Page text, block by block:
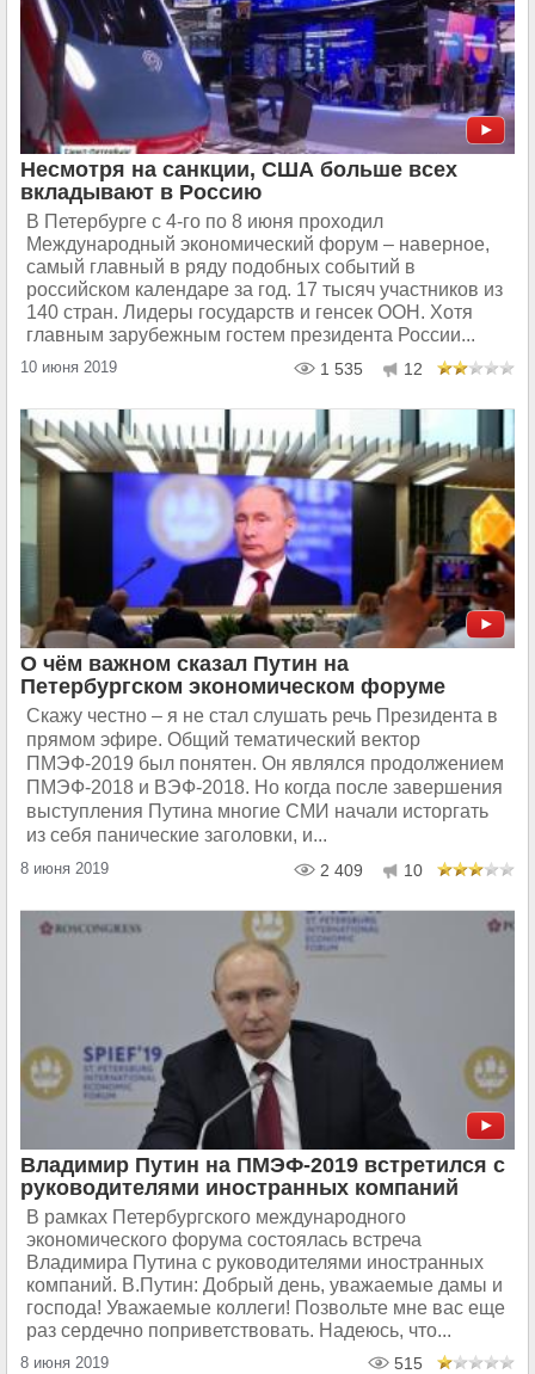
Несмотря на санкции, США больше всех
вкладывают в Россию
В Петербурге с 4-го по 8 июня проходил
Международный экономический форум – наверное,
самый главный в ряду подобных событий в
российском календаре за год. 17 тысяч участников из
140 стран. Лидеры государств и генсек ООН. Хотя
главным зарубежным гостем президента России...
10 июня 2019 1 535 12
О чём важном сказал Путин на
Петербургском экономическом форуме
Скажу честно – я не стал слушать речь Президента в
прямом эфире. Общий тематический вектор
ПМЭФ-2019 был понятен. Он являлся продолжением
ПМЭФ-2018 и ВЭФ-2018. Но когда после завершения
выступления Путина многие СМИ начали исторгать
из себя панические заголовки, и...
8 июня 2019 2 409 10
Владимир Путин на ПМЭФ-2019 встретился с
руководителями иностранных компаний
В рамках Петербургского международного
экономического форума состоялась встреча
Владимира Путина с руководителями иностранных
компаний. В.Путин: Добрый день, уважаемые дамы и
господа! Уважаемые коллеги! Позвольте мне вас еще
раз сердечно поприветствовать. Надеюсь, что...
8 июня 2019 515